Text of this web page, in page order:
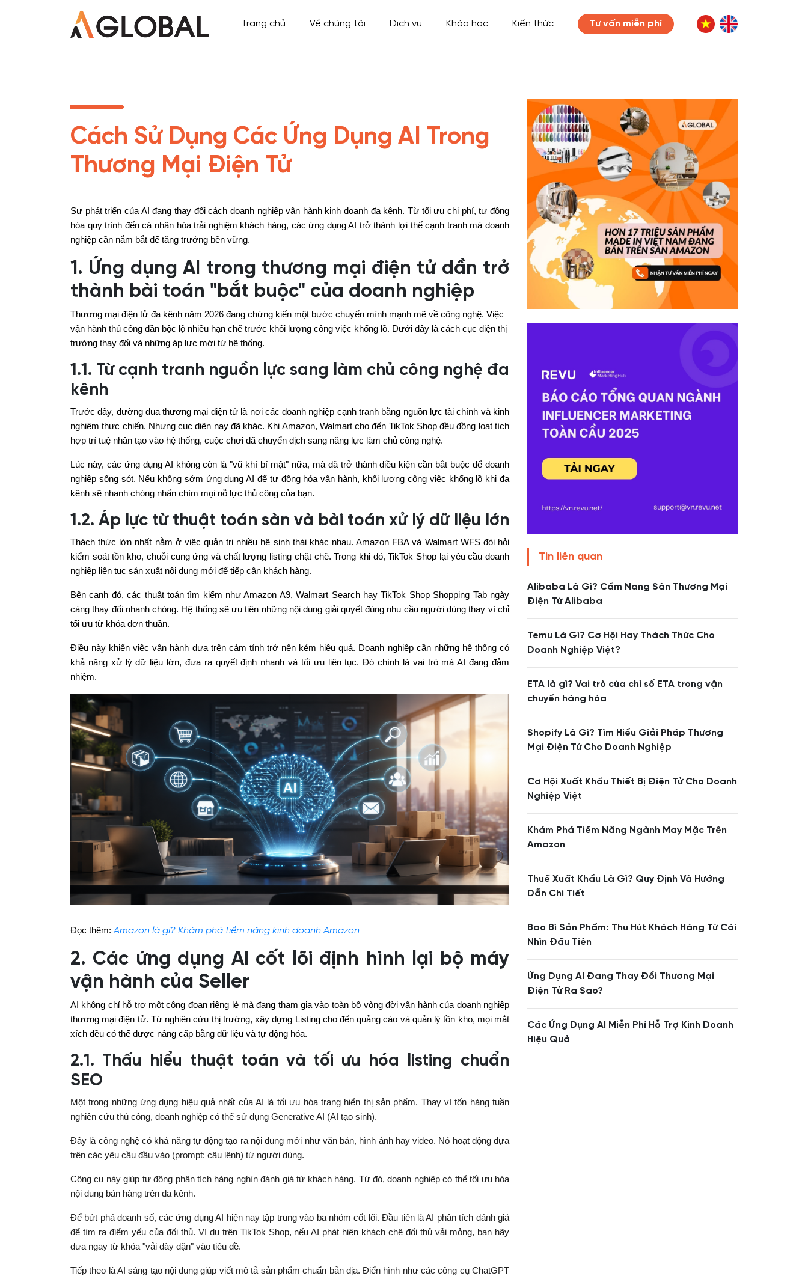
Trang chủ Về chúng tôi Dịch vụ Khóa học Kiến thức Tư vấn miễn phí
Cách Sử Dụng Các Ứng Dụng AI Trong
Thương Mại Điện Tử
Sự phát triển của AI đang thay đổi cách doanh nghiệp vận hành kinh doanh đa kênh. Từ tối ưu chi phí, tự động
hóa quy trình đến cá nhân hóa trải nghiệm khách hàng, các ứng dụng AI trở thành lợi thế cạnh tranh mà doanh
nghiệp cần nắm bắt để tăng trưởng bền vững.
1. Ứng dụng AI trong thương mại điện tử dần trở
thành bài toán "bắt buộc" của doanh nghiệp
Thương mại điện tử đa kênh năm 2026 đang chứng kiến một bước chuyển mình mạnh mẽ về công nghệ. Việc
vận hành thủ công dần bộc lộ nhiều hạn chế trước khối lượng công việc khổng lồ. Dưới đây là cách cục diện thị
trường thay đổi và những áp lực mới từ hệ thống.
1.1. Từ cạnh tranh nguồn lực sang làm chủ công nghệ đa
kênh
Trước đây, đường đua thương mại điện tử là nơi các doanh nghiệp cạnh tranh bằng nguồn lực tài chính và kinh
nghiệm thực chiến. Nhưng cục diện nay đã khác. Khi Amazon, Walmart cho đến TikTok Shop đều đồng loạt tích
hợp trí tuệ nhân tạo vào hệ thống, cuộc chơi đã chuyển dịch sang năng lực làm chủ công nghệ.
Lúc này, các ứng dụng AI không còn là "vũ khí bí mật" nữa, mà đã trở thành điều kiện cần bắt buộc để doanh
nghiệp sống sót. Nếu không sớm ứng dụng AI để tự động hóa vận hành, khối lượng công việc khổng lồ khi đa
kênh sẽ nhanh chóng nhấn chìm mọi nỗ lực thủ công của bạn.
1.2. Áp lực từ thuật toán sàn và bài toán xử lý dữ liệu lớn
Thách thức lớn nhất nằm ở việc quản trị nhiều hệ sinh thái khác nhau. Amazon FBA và Walmart WFS đòi hỏi
kiểm soát tồn kho, chuỗi cung ứng và chất lượng listing chặt chẽ. Trong khi đó, TikTok Shop lại yêu cầu doanh
nghiệp liên tục sản xuất nội dung mới để tiếp cận khách hàng.
Bên cạnh đó, các thuật toán tìm kiếm như Amazon A9, Walmart Search hay TikTok Shop Shopping Tab ngày
càng thay đổi nhanh chóng. Hệ thống sẽ ưu tiên những nội dung giải quyết đúng nhu cầu người dùng thay vì chỉ
tối ưu từ khóa đơn thuần.
Điều này khiến việc vận hành dựa trên cảm tính trở nên kém hiệu quả. Doanh nghiệp cần những hệ thống có
khả năng xử lý dữ liệu lớn, đưa ra quyết định nhanh và tối ưu liên tục. Đó chính là vai trò mà AI đang đảm
nhiệm.
Đọc thêm: Amazon là gì? Khám phá tiềm năng kinh doanh Amazon
2. Các ứng dụng AI cốt lõi định hình lại bộ máy
vận hành của Seller
AI không chỉ hỗ trợ một công đoạn riêng lẻ mà đang tham gia vào toàn bộ vòng đời vận hành của doanh nghiệp
thương mại điện tử. Từ nghiên cứu thị trường, xây dựng Listing cho đến quảng cáo và quản lý tồn kho, mọi mắt
xích đều có thể được nâng cấp bằng dữ liệu và tự động hóa.
2.1. Thấu hiểu thuật toán và tối ưu hóa listing chuẩn
SEO
Một trong những ứng dụng hiệu quả nhất của AI là tối ưu hóa trang hiển thị sản phẩm. Thay vì tốn hàng tuần
nghiên cứu thủ công, doanh nghiệp có thể sử dụng Generative AI (AI tạo sinh).
Đây là công nghệ có khả năng tự động tạo ra nội dung mới như văn bản, hình ảnh hay video. Nó hoạt động dựa
trên các yêu cầu đầu vào (prompt: câu lệnh) từ người dùng.
Công cụ này giúp tự động phân tích hàng nghìn đánh giá từ khách hàng. Từ đó, doanh nghiệp có thể tối ưu hóa
nội dung bán hàng trên đa kênh.
Để bứt phá doanh số, các ứng dụng AI hiện nay tập trung vào ba nhóm cốt lõi. Đầu tiên là AI phân tích đánh giá
để tìm ra điểm yếu của đối thủ. Ví dụ trên TikTok Shop, nếu AI phát hiện khách chê đối thủ vải mỏng, bạn hãy
đưa ngay từ khóa "vải dày dặn" vào tiêu đề.
Tiếp theo là AI sáng tạo nội dung giúp viết mô tả sản phẩm chuẩn bản địa. Điển hình như các công cụ ChatGPT
Tin liên quan
Alibaba Là Gì? Cẩm Nang Sàn Thương Mại
Điện Tử Alibaba
Temu Là Gì? Cơ Hội Hay Thách Thức Cho
Doanh Nghiệp Việt?
ETA là gì? Vai trò của chỉ số ETA trong vận
chuyển hàng hóa
Shopify Là Gì? Tìm Hiểu Giải Pháp Thương
Mại Điện Tử Cho Doanh Nghiệp
Cơ Hội Xuất Khẩu Thiết Bị Điện Tử Cho Doanh
Nghiệp Việt
Khám Phá Tiềm Năng Ngành May Mặc Trên
Amazon
Thuế Xuất Khẩu Là Gì? Quy Định Và Hướng
Dẫn Chi Tiết
Bao Bì Sản Phẩm: Thu Hút Khách Hàng Từ Cái
Nhìn Đầu Tiên
Ứng Dụng AI Đang Thay Đổi Thương Mại
Điện Tử Ra Sao?
Các Ứng Dụng AI Miễn Phí Hỗ Trợ Kinh Doanh
Hiệu Quả